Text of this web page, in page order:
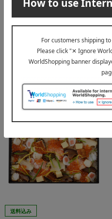
炙り三種＜イ＞
8,348 円
送料込み